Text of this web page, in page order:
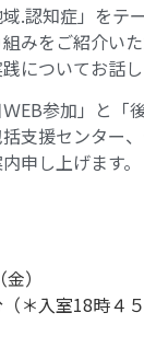
.認知症」をテ
みをご紹介い
についてお話
EB参加」と「
支援センター
申し上げます。
）
＊入室18時４５